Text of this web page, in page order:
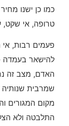
כמו כן ישנו
טרופה, אי שקט,
פעמים רבות,
להישאר
האדם, מצב זה
שמרבית שנותיה
מקום המגורים
התלבטה ולא